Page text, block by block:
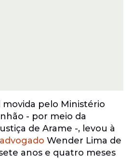
movida pelo Ministério
- por meio da
de Arame -, levou à
advogado Wender Lima de
anos e quatro meses